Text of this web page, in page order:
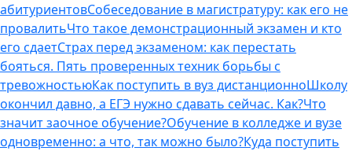
абитуриентовСобеседование в магистратуру: как его не
провалитьЧто такое демонстрационный экзамен и кто
его сдаетСтрах перед экзаменом: как перестать
бояться. Пять проверенных техник борьбы с
тревожностьюКак поступить в вуз дистанционноШколу
окончил давно, а ЕГЭ нужно сдавать сейчас. Как?Что
значит заочное обучение?Обучение в колледже и вузе
одновременно: а что, так можно было?Куда поступить